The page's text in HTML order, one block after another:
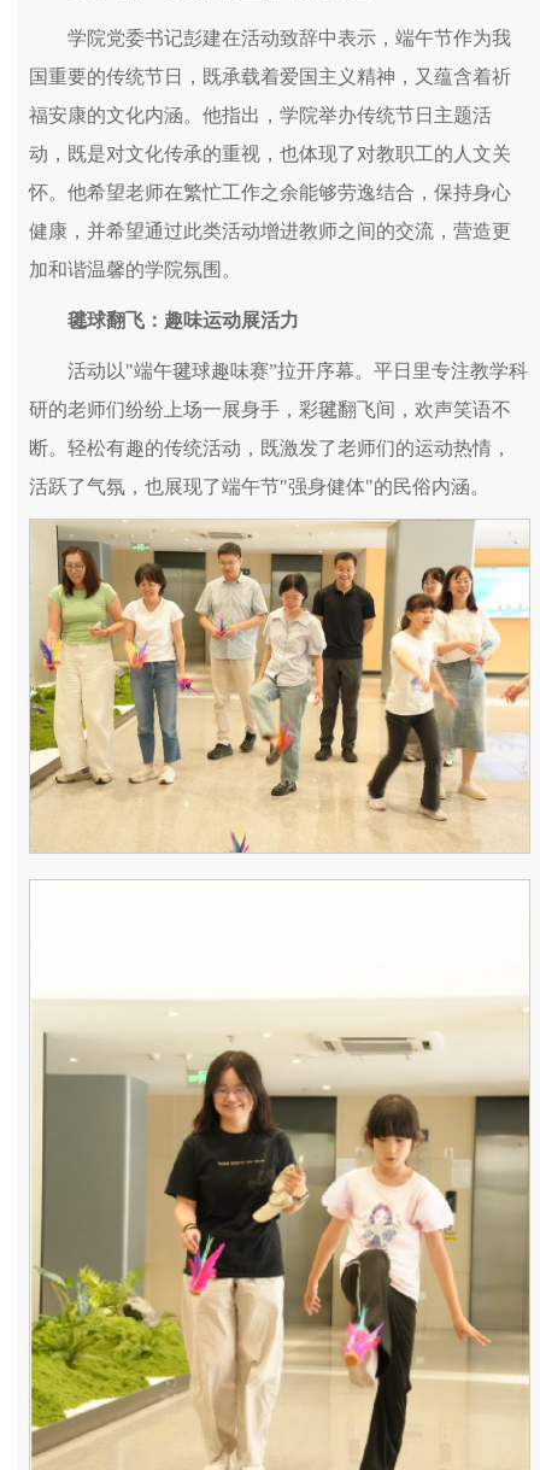
学院党委书记彭建在活动致辞中表示，端午节作为我
国重要的传统节日，既承载着爱国主义精神，又蕴含着祈
福安康的文化内涵。他指出，学院举办传统节日主题活
动，既是对文化传承的重视，也体现了对教职工的人文关
怀。他希望老师在繁忙工作之余能够劳逸结合，保持身心
健康，并希望通过此类活动增进教师之间的交流，营造更
加和谐温馨的学院氛围。
毽球翻飞：趣味运动展活力
活动以"端午毽球趣味赛”拉开序幕。平日里专注教学科
研的老师们纷纷上场一展身手，彩毽翻飞间，欢声笑语不
断。轻松有趣的传统活动，既激发了老师们的运动热情，
活跃了气氛，也展现了端午节"强身健体"的民俗内涵。